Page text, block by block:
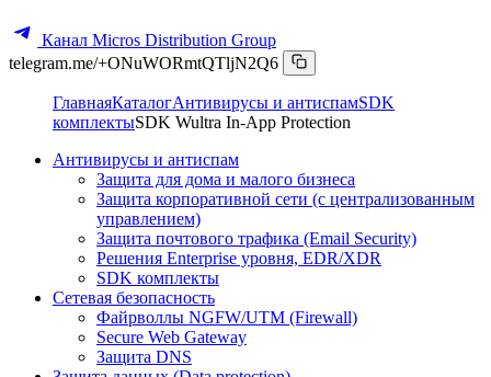
Канал Micros Distribution Group
telegram.me/+ONuWORmtQTljN2Q6
ГлавнаяКаталогАнтивирусы и антиспамSDK
комплектыSDK Wultra In-App Protection
Антивирусы и антиспам
Защита для дома и малого бизнеса
Защита корпоративной сети (с централизованным
управлением)
Защита почтового трафика (Email Security)
Решения Enterprise уровня, EDR/XDR
SDK комплекты
Сетевая безопасность
Файрволлы NGFW/UTM (Firewall)
Secure Web Gateway
Защита DNS